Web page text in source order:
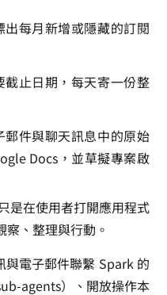
出每月新增或隱藏的訂閱
截止日期，每天寄一份整
郵件與聊天訊息中的原始
Docs，並草擬專案啟
是在使用者打開應用程式
、整理與行動。
電子郵件聯繫 Spark 的
agents）、開放操作本